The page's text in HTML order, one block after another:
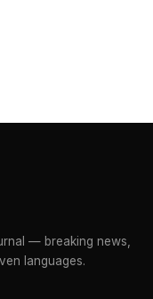
— breaking news,
languages.